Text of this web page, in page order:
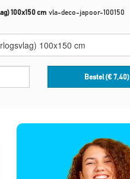
100x150 cm vla-deco-japoor-100150
Bestel (€7,40)